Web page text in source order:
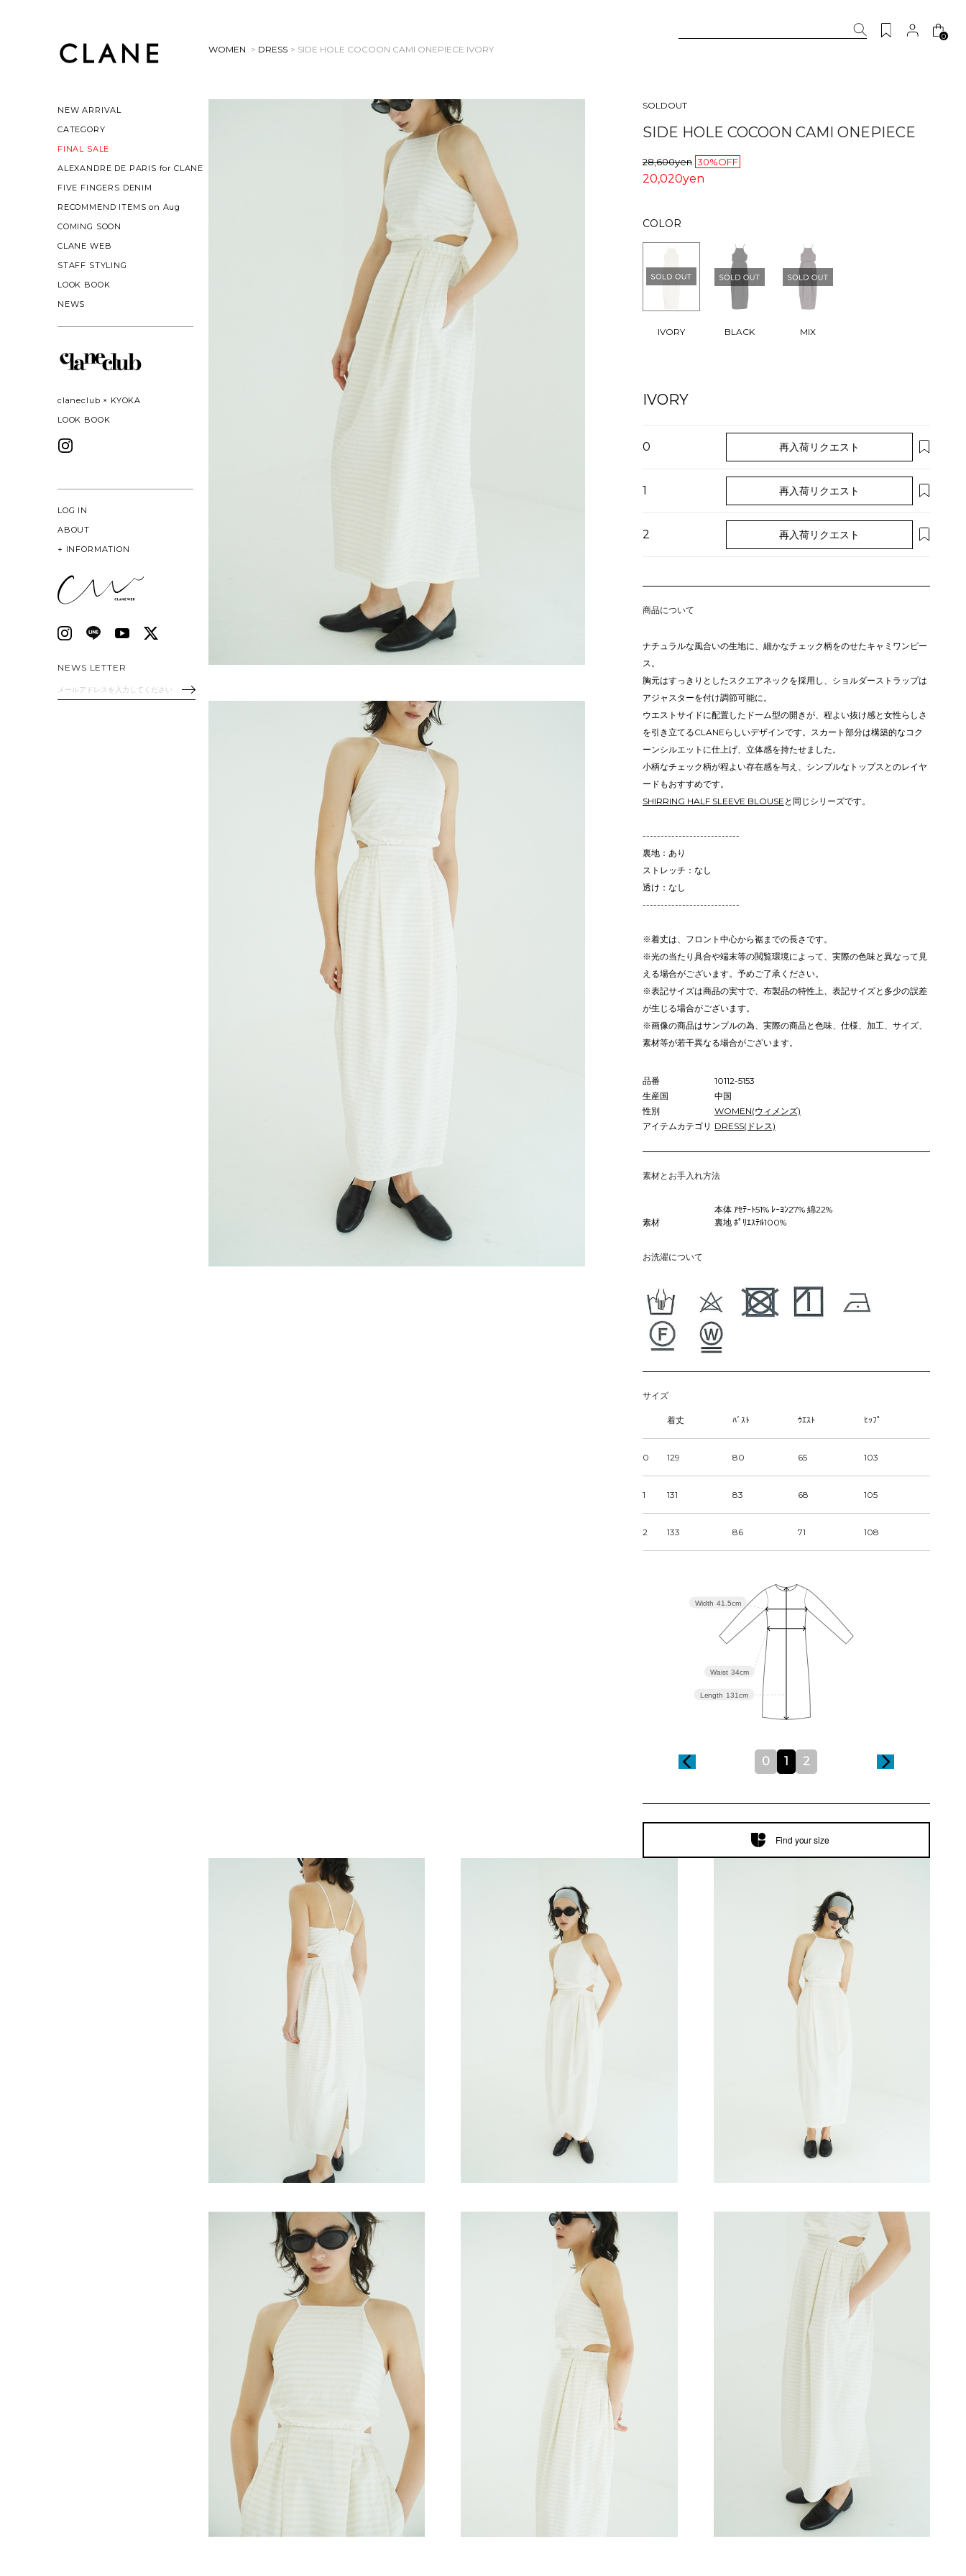
NEW ARRIVAL
CATEGORY
FINAL SALE
ALEXANDRE DE PARIS for CLANE
FIVE FINGERS DENIM
RECOMMEND ITEMS on Aug
COMING SOON
CLANE WEB
STAFF STYLING
LOOK BOOK
NEWS
claneclub × KYOKA
LOOK BOOK
LOG IN
ABOUT
+ INFORMATION
NEWS LETTER
0
WOMEN > DRESS > SIDE HOLE COCOON CAMI ONEPIECE IVORY
SOLDOUT
SIDE HOLE COCOON CAMI ONEPIECE
28,600yen 30%OFF
20,020yen
COLOR
IVORY BLACK MIX
IVORY
0 再入荷リクエスト
1 再入荷リクエスト
2 再入荷リクエスト
商品について
ナチュラルな風合いの生地に、細かなチェック柄をのせたキャミワンピー
ス。
胸元はすっきりとしたスクエアネックを採用し、ショルダーストラップは
アジャスターを付け調節可能に。
ウエストサイドに配置したドーム型の開きが、程よい抜け感と女性らしさ
を引き立てるCLANEらしいデザインです。スカート部分は構築的なコク
ーンシルエットに仕上げ、立体感を持たせました。
小柄なチェック柄が程よい存在感を与え、シンプルなトップスとのレイヤ
ードもおすすめです。
SHIRRING HALF SLEEVE BLOUSE と同じシリーズです。
---------------------------
裏地：あり
ストレッチ：なし
透け：なし
---------------------------
※着丈は、フロント中心から裾までの長さです。
※光の当たり具合や端末等の閲覧環境によって、実際の色味と異なって見
える場合がございます。予めご了承ください。
※表記サイズは商品の実寸で、布製品の特性上、表記サイズと多少の誤差
が生じる場合がございます。
※画像の商品はサンプルの為、実際の商品と色味、仕様、加工、サイズ、
素材等が若干異なる場合がございます。
品番
10112-5153
生産国
中国
性別
WOMEN(ウィメンズ)
アイテムカテゴリ DRESS(ドレス)
素材とお手入れ方法
素材
本体 ｱｾﾃｰﾄ51% ﾚｰﾖﾝ27% 綿22%
裏地 ﾎﾟﾘｴｽﾃﾙ100%
お洗濯について
サイズ
着丈 ﾊﾞｽﾄ ｳｴｽﾄ ﾋｯﾌﾟ
0 129 80 65 103
1 131 83 68 105
2 133 86 71 108
Length 131cm
Waist 34cm
Width 41.5cm
0 1 2
Find your size